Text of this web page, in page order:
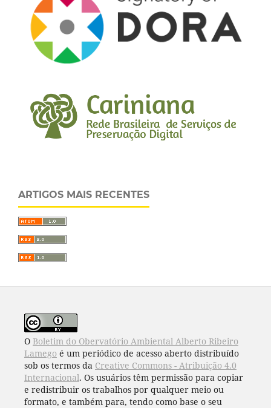
ARTIGOS MAIS RECENTES
O Boletim do Obervatório Ambiental Alberto Ribeiro
Lamego é um periódico de acesso aberto distribuído
sob os termos da Creative Commons - Atribuição 4.0
Internacional. Os usuários têm permissão para copiar
e redistribuir os trabalhos por qualquer meio ou
formato, e também para, tendo como base o seu